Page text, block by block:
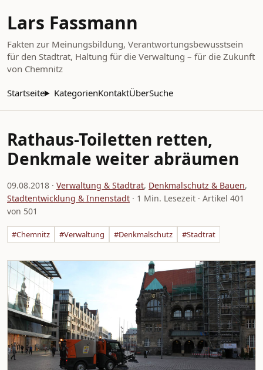
Lars Fassmann
Fakten zur Meinungsbildung, Verantwortungsbewusstsein
für den Stadtrat, Haltung für die Verwaltung – für die Zukunft
von Chemnitz
Startseite KategorienKontaktÜberSuche
Rathaus-Toiletten retten,
Denkmale weiter abräumen
09.08.2018 · Verwaltung & Stadtrat, Denkmalschutz & Bauen,
Stadtentwicklung & Innenstadt · 1 Min. Lesezeit · Artikel 401
von 501
#Chemnitz #Verwaltung #Denkmalschutz #Stadtrat